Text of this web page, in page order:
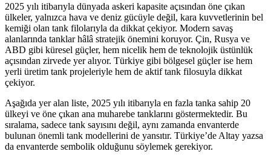
2025 yılı itibarıyla dünyada askeri kapasite açısından öne çıkan
ülkeler, yalnızca hava ve deniz gücüyle değil, kara kuvvetlerinin bel
kemiği olan tank filolarıyla da dikkat çekiyor. Modern savaş
alanlarında tanklar hâlâ stratejik önemini koruyor. Çin, Rusya ve
ABD gibi küresel güçler, hem nicelik hem de teknolojik üstünlük
açısından zirvede yer alıyor. Türkiye gibi bölgesel güçler ise hem
yerli üretim tank projeleriyle hem de aktif tank filosuyla dikkat
çekiyor.
Aşağıda yer alan liste, 2025 yılı itibarıyla en fazla tanka sahip 20
ülkeyi ve öne çıkan ana muharebe tanklarını göstermektedir. Bu
sıralama, sadece tank sayısını değil, aynı zamanda envanterde
bulunan önemli tank modellerini de yansıtır. Türkiye’de Altay yazsa
da envanterde sembolik olduğunu söylemek gerekiyor.